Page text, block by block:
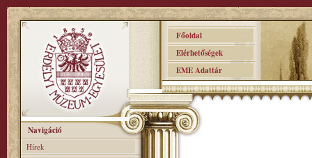
Főoldal
Elérhetőségek
EME Adattár
Navigáció
Hírek